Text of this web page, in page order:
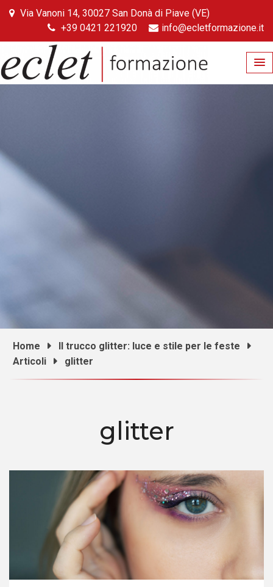
Skip
Via Vanoni 14, 30027 San Donà di Piave (VE)
+39 0421 221920
info@ecletformazione.it
Home
Il trucco glitter: luce e stile per le feste
Articoli
glitter
glitter